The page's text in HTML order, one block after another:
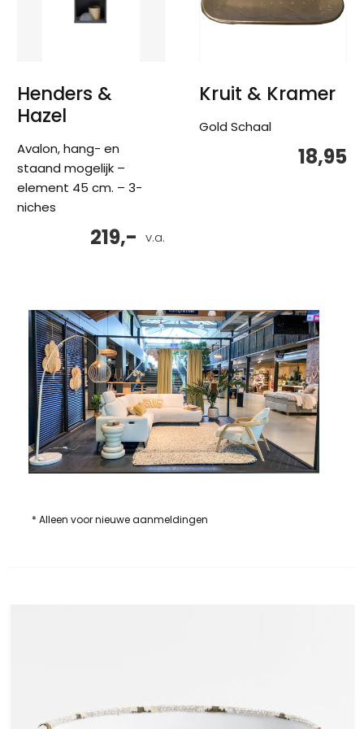
Henders &
Hazel
Avalon, hang- en
staand mogelijk –
element 45 cm. – 3-
niches
v.a.
219,-
Kruit & Kramer
Gold Schaal
18,95
* Alleen voor nieuwe aanmeldingen